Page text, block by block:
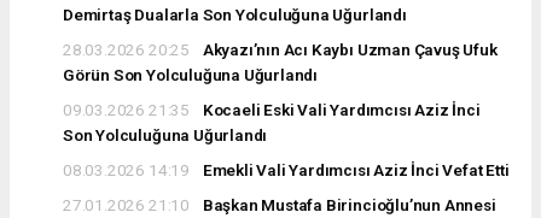
Demirtaş Dualarla Son Yolculuğuna Uğurlandı
28.03.2026 20:25
Akyazı’nın Acı Kaybı Uzman Çavuş Ufuk
Görün Son Yolculuğuna Uğurlandı
09.03.2026 21:35
Kocaeli Eski Vali Yardımcısı Aziz İnci
Son Yolculuğuna Uğurlandı
08.03.2026 14:19
Emekli Vali Yardımcısı Aziz İnci Vefat Etti
27.01.2026 21:10
Başkan Mustafa Birincioğlu’nun Annesi